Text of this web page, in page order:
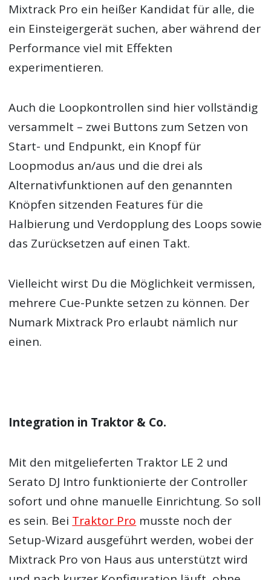
Mixtrack Pro ein heißer Kandidat für alle, die
ein Einsteigergerät suchen, aber während der
Performance viel mit Effekten
experimentieren.
Auch die Loopkontrollen sind hier vollständig
versammelt – zwei Buttons zum Setzen von
Start- und Endpunkt, ein Knopf für
Loopmodus an/aus und die drei als
Alternativfunktionen auf den genannten
Knöpfen sitzenden Features für die
Halbierung und Verdopplung des Loops sowie
das Zurücksetzen auf einen Takt.
Vielleicht wirst Du die Möglichkeit vermissen,
mehrere Cue-Punkte setzen zu können. Der
Numark Mixtrack Pro erlaubt nämlich nur
einen.
Integration in Traktor & Co.
Mit den mitgelieferten Traktor LE 2 und
Serato DJ Intro funktionierte der Controller
sofort und ohne manuelle Einrichtung. So soll
es sein. Bei Traktor Pro musste noch der
Setup-Wizard ausgeführt werden, wobei der
Mixtrack Pro von Haus aus unterstützt wird